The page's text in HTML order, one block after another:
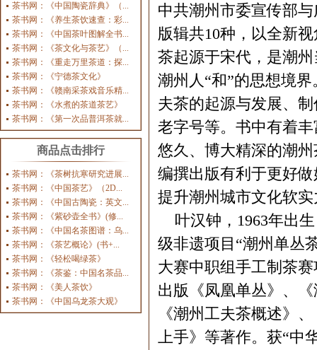
茶书网：《中国陶瓷辞典》（...
茶书网：《养生茶饮速查：彩...
茶书网：《中国茶叶图解全书...
茶书网：《茶文化与茶艺》（...
茶书网：《重走万里茶道：探...
茶书网：《宁德茶文化》
茶书网：《赣南采茶戏音乐精...
茶书网：《水煮的茶道茶艺》
茶书网：《第一次品普洱茶就...
商品点击排行
茶书网：《茶树抗寒研究进展...
茶书网：《中国茶艺》（2D...
茶书网：《中国古陶瓷：英文...
茶书网：《紫砂壶全书》(修...
茶书网：《中国名茶图谱：乌...
茶书网：《茶艺概论》(书+...
茶书网：《轻松喝绿茶》
茶书网：《茶鉴：中国名茶品...
茶书网：《美人茶饮》
茶书网：《中国乌龙茶大观》
中共潮州市委宣传部
版辑共10种，以全新
茶起源于宋代，是潮
潮州人“和”的思想境
夫茶的起源与发展、
老字号等。书中有着
悠久、博大精深的潮
编撰出版有利于更好
提升潮州城市文化软
叶汉钟，1963年出生
级非遗项目“潮州单丛
大赛中职组手工制茶
出版《凤凰单丛》、
《潮州工夫茶概述》
上手》等著作。获“中